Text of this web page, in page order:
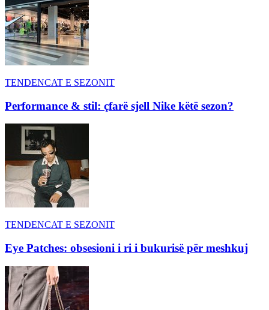
TENDENCAT E SEZONIT
Performance & stil: çfarë sjell Nike këtë sezon?
TENDENCAT E SEZONIT
Eye Patches: obsesioni i ri i bukurisë për meshkuj